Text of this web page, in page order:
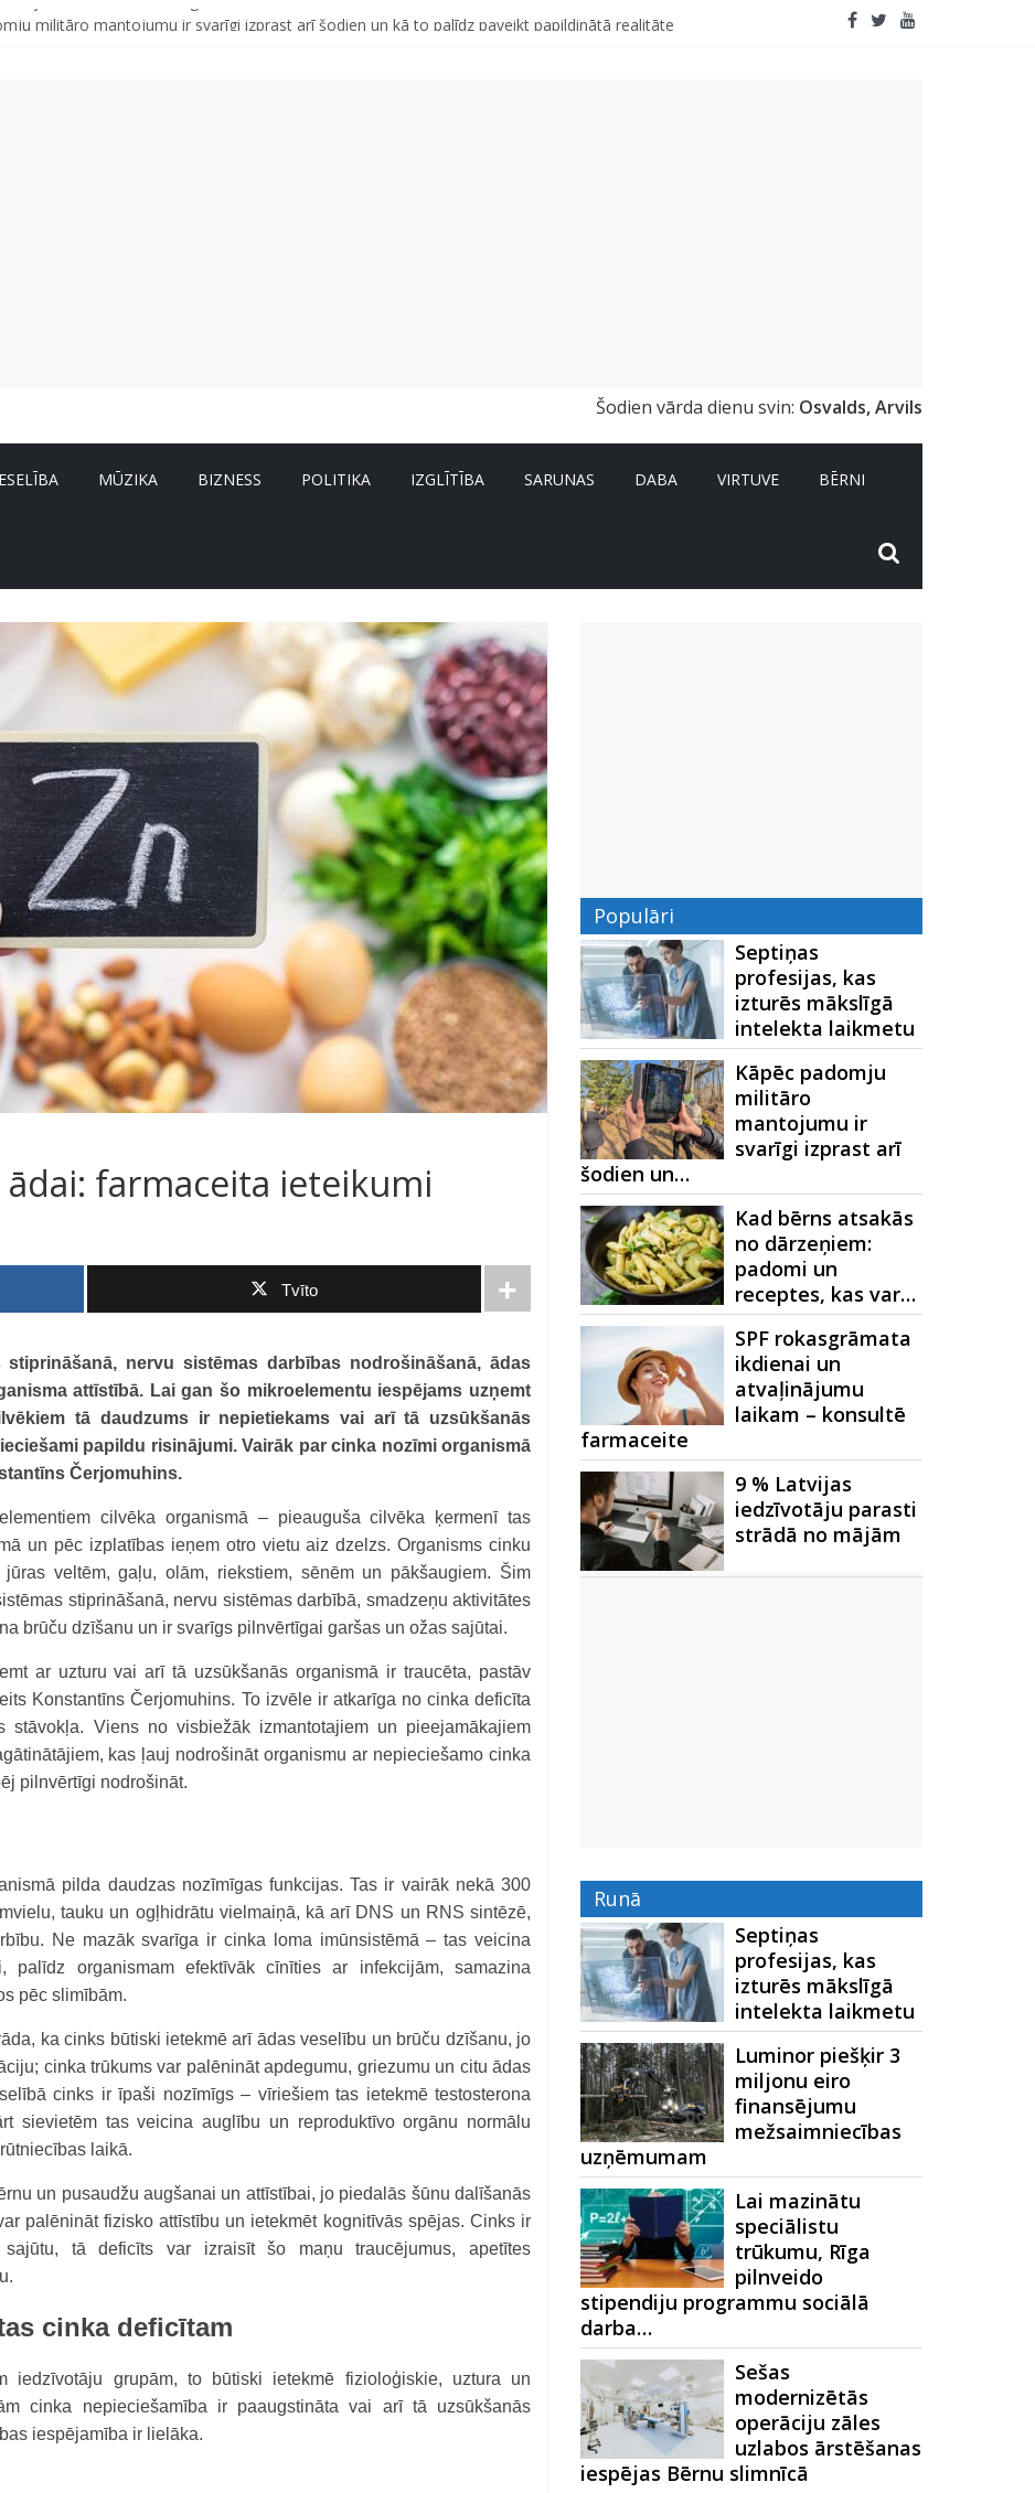
kas izturēs mākslīgā intelekta laikmetu
iedzīvotāju parasti strādā no mājām
Šodien vārda dienu svin: Osvalds, Arvils
MŪZIKA BIZNESS POLITIKA IZGLĪTĪBA SARUNAS DABA VIRTUVE BĒRNI
farmaceita ieteikumi
Tvīto
nervu sistēmas darbības nodrošināšanā, ādas
attīstībā. Lai gan šo mikroelementu iespējams uzņemt
tā daudzums ir nepietiekams vai arī tā uzsūkšanās
papildu risinājumi. Vairāk par cinka nozīmi organismā
Čerjomuhins.
cilvēka organismā – pieauguša cilvēka ķermenī tas
un pēc izplatības ieņem otro vietu aiz dzelzs. Organisms cinku
veltēm, gaļu, olām, riekstiem, sēnēm un pākšaugiem. Šim
stiprināšanā, nervu sistēmas darbībā, smadzeņu aktivitātes
brūču dzīšanu un ir svarīgs pilnvērtīgai garšas un ožas sajūtai.
ar uzturu vai arī tā uzsūkšanās organismā ir traucēta, pastāv
Konstantīns Čerjomuhins. To izvēle ir atkarīga no cinka deficīta
stāvokļa. Viens no visbiežāk izmantotajiem un pieejamākajiem
kas ļauj nodrošināt organismu ar nepieciešamo cinka
pilnvērtīgi nodrošināt.
pilda daudzas nozīmīgas funkcijas. Tas ir vairāk nekā 300
tauku un ogļhidrātu vielmaiņā, kā arī DNS un RNS sintēzē,
Ne mazāk svarīga ir cinka loma imūnsistēmā – tas veicina
palīdz organismam efektīvāk cīnīties ar infekcijām, samazina
pēc slimībām.
ka cinks būtiski ietekmē arī ādas veselību un brūču dzīšanu, jo
cinka trūkums var palēnināt apdegumu, griezumu un citu ādas
cinks ir īpaši nozīmīgs – vīriešiem tas ietekmē testosterona
sievietēm tas veicina auglību un reproduktīvo orgānu normālu
laikā.
un pusaudžu augšanai un attīstībai, jo piedalās šūnu dalīšanās
palēnināt fizisko attīstību un ietekmēt kognitīvās spējas. Cinks ir
tā deficīts var izraisīt šo maņu traucējumus, apetītes
cinka deficītam
iedzīvotāju grupām, to būtiski ietekmē fizioloģiskie, uztura un
cinka nepieciešamība ir paaugstināta vai arī tā uzsūkšanās
iespējamība ir lielāka.
Populāri
Septiņas
profesijas, kas
izturēs mākslīgā
intelekta laikmetu
Kāpēc padomju
militāro
mantojumu ir
svarīgi izprast arī
šodien un…
Kad bērns atsakās
no dārzeņiem:
padomi un
receptes, kas var…
SPF rokasgrāmata
ikdienai un
atvaļinājumu
laikam – konsultē
farmaceite
9 % Latvijas
iedzīvotāju parasti
strādā no mājām
Runā
Septiņas
profesijas, kas
izturēs mākslīgā
intelekta laikmetu
Luminor piešķir 3
miljonu eiro
finansējumu
mežsaimniecības
uzņēmumam
Lai mazinātu
speciālistu
trūkumu, Rīga
pilnveido
stipendiju programmu sociālā
darba…
Sešas
modernizētās
operāciju zāles
uzlabos ārstēšanas
iespējas Bērnu slimnīcā